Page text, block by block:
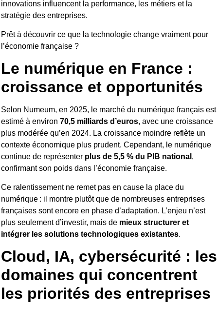
innovations influencent la performance, les métiers et la
stratégie des entreprises.
Prêt à découvrir ce que la technologie change vraiment pour
l’économie française ?
Le numérique en France :
croissance et opportunités
Selon Numeum, en 2025, le marché du numérique français est
estimé à environ 70,5 milliards d’euros, avec une croissance
plus modérée qu’en 2024. La croissance moindre reflète un
contexte économique plus prudent. Cependant, le numérique
continue de représenter plus de 5,5 % du PIB national ,
confirmant son poids dans l’économie française.
Ce ralentissement ne remet pas en cause la place du
numérique : il montre plutôt que de nombreuses entreprises
françaises sont encore en phase d’adaptation. L’enjeu n’est
plus seulement d’investir, mais de mieux structurer et
intégrer les solutions technologiques existantes.
Cloud, IA, cybersécurité : les
domaines qui concentrent
les priorités des entreprises